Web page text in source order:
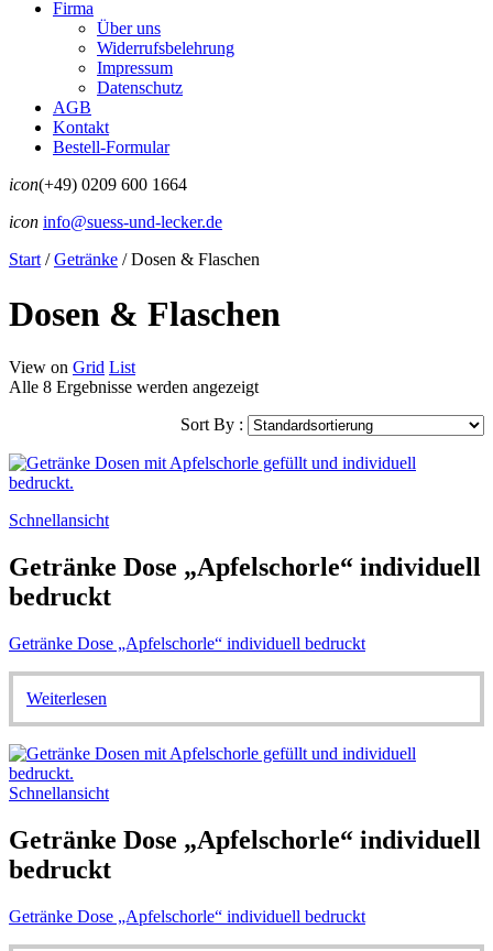
Firma
Über uns
Widerrufsbelehrung
Impressum
Datenschutz
AGB
Kontakt
Bestell-Formular
icon(+49) 0209 600 1664
icon info@suess-und-lecker.de
Start / Getränke /Dosen & Flaschen
Dosen & Flaschen
View on Grid List
Alle 8 Ergebnisse werden angezeigt
Sort By :
Schnellansicht
Getränke Dose „Apfelschorle“ individuell
bedruckt
Getränke Dose „Apfelschorle“ individuell bedruckt
Weiterlesen
Schnellansicht
Getränke Dose „Apfelschorle“ individuell
bedruckt
Getränke Dose „Apfelschorle“ individuell bedruckt